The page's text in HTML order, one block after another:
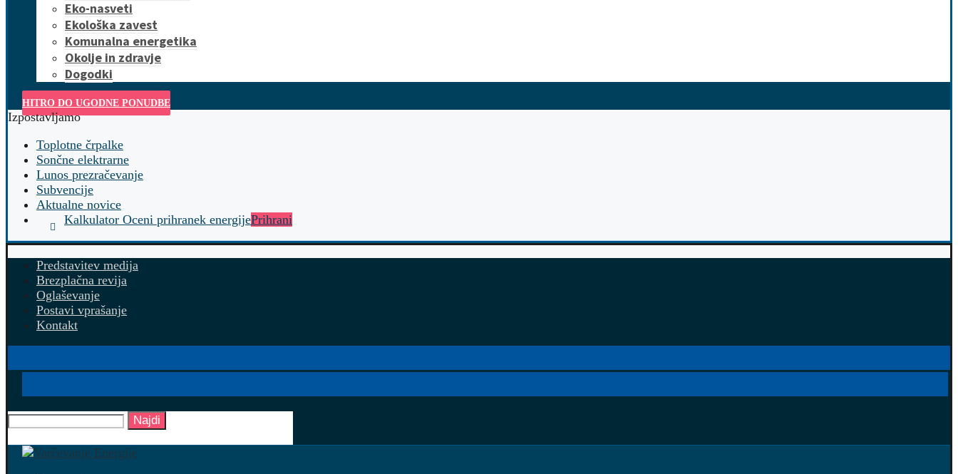
Eko-nasveti
Ekološka zavest
Komunalna energetika
Okolje in zdravje
Dogodki
HITRO DO UGODNE PONUDBE
Izpostavljamo
Toplotne črpalke
Sončne elektrarne
Lunos prezračevanje
Subvencije
Aktualne novice
Kalkulator Oceni prihranek energijePrihrani
Predstavitev medija
Brezplačna revija
Oglaševanje
Postavi vprašanje
Kontakt
Najdi